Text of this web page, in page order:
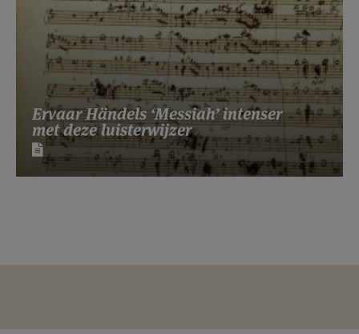
Ervaar Händels ‘Messiah’ intenser
met deze luisterwijzer